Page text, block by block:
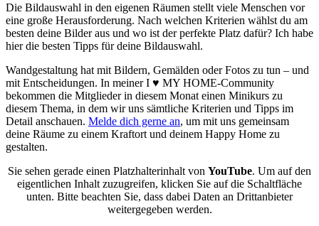
Die Bildauswahl in den eigenen Räumen stellt viele Menschen vor
eine große Herausforderung. Nach welchen Kriterien wählst du am
besten deine Bilder aus und wo ist der perfekte Platz dafür? Ich habe
hier die besten Tipps für deine Bildauswahl.
Wandgestaltung hat mit Bildern, Gemälden oder Fotos zu tun – und
mit Entscheidungen. In meiner I ♥ MY HOME-Community
bekommen die Mitglieder in diesem Monat einen Minikurs zu
diesem Thema, in dem wir uns sämtliche Kriterien und Tipps im
Detail anschauen. Melde dich gerne an, um mit uns gemeinsam
deine Räume zu einem Kraftort und deinem Happy Home zu
gestalten.
Sie sehen gerade einen Platzhalterinhalt von YouTube. Um auf den
eigentlichen Inhalt zuzugreifen, klicken Sie auf die Schaltfläche
unten. Bitte beachten Sie, dass dabei Daten an Drittanbieter
weitergegeben werden.